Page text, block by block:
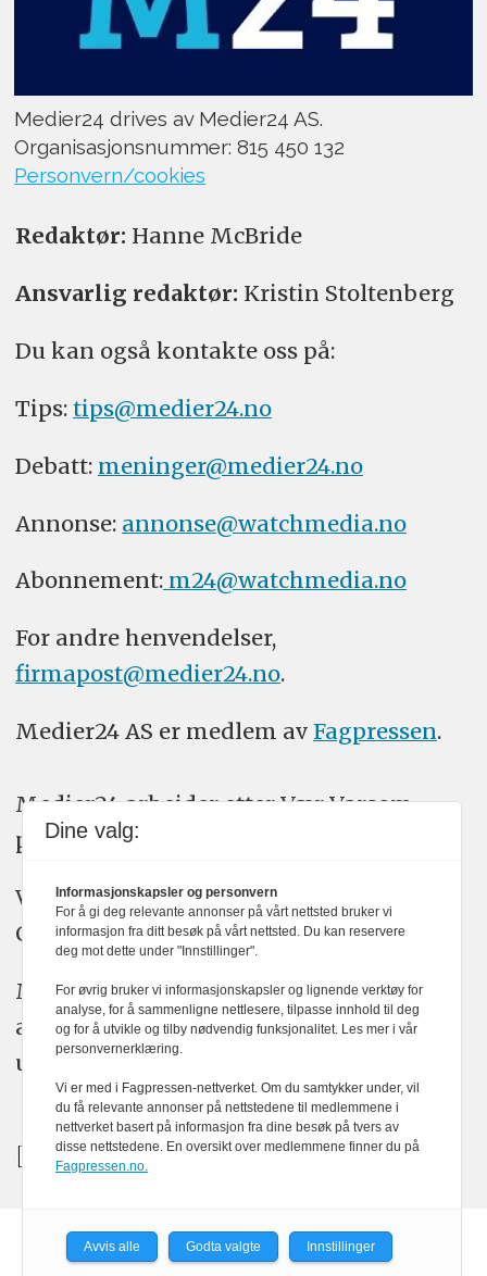
Medier24 drives av Medier24 AS.
Organisasjonsnummer: 815 450 132
Personvern/cookies
Redaktør: Hanne McBride
Ansvarlig redaktør: Kristin Stoltenberg
Du kan også kontakte oss på:
Tips: tips@medier24.no
Debatt: meninger@medier24.no
Annonse: annonse@watchmedia.no
Abonnement:m24@watchmedia.no
For andre henvendelser,
firmapost@medier24.no.
Medier24 AS er medlem av Fagpressen.
Medier24 arbeider etter Vær Varsom-
plakatens regler for god presseskikk.
Vi bruker KI-verktøy som ChatGPT,
Claude, og Gemini i journalistikken vår.
Medier24s redaksjon har alltid det fulle
ansvar for publisert innhold, med eller
uten bruk av kunstig intelligens.
Powered by Labrador CMS
Dine valg:
Informasjonskapsler og personvern
For å gi deg relevante annonser på vårt nettsted bruker vi
informasjon fra ditt besøk på vårt nettsted. Du kan reservere
deg mot dette under "Innstillinger".
For øvrig bruker vi informasjonskapsler og lignende verktøy for
analyse, for å sammenligne nettlesere, tilpasse innhold til deg
og for å utvikle og tilby nødvendig funksjonalitet. Les mer i vår
personvernerklæring.
Vi er med i Fagpressen-nettverket. Om du samtykker under, vil
du få relevante annonser på nettstedene til medlemmene i
nettverket basert på informasjon fra dine besøk på tvers av
disse nettstedene. En oversikt over medlemmene finner du på
Fagpressen.no.
Avvis alle Godta valgte Innstillinger